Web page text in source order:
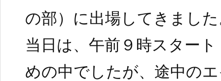
の部）に出場してきまし
当日は、午前９時スター
めの中でしたが、途中の